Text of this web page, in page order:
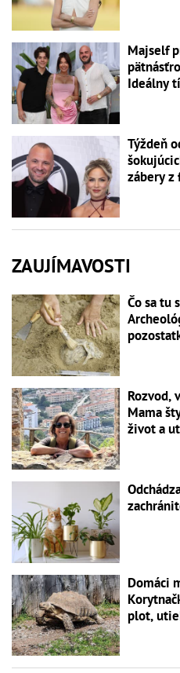
Majself
Ideálny
Týždeň
zábery z
ZAUJÍMAVOSTI
Čo sa tu
Rozvod,
Mama
život a
Domáci
plot,